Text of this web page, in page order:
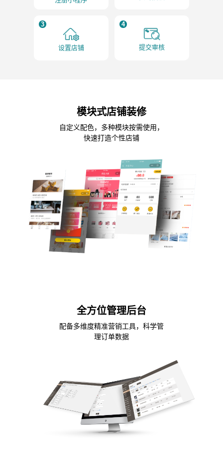
3
设置店铺
4
提交审核
模块式店铺装修
自定义配色，多种模块按需使用，
快速打造个性店铺
全方位管理后台
配备多维度精准营销工具，科学管
理订单数据